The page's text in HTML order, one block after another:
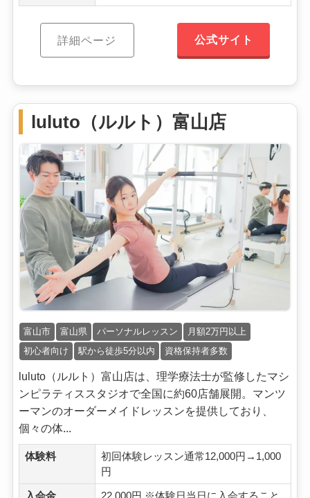
詳細ページ 公式サイト
luluto（ルルト）富山店
富山市 富山県 パーソナルレッスン
月額2万円以上
初心者向け
駅から徒歩5分以内 資格保持者多数
luluto（ルルト）富山店は、理学療法士が監修したマシ
ンピラティススタジオで全国に約60店舗展開。マンツ
ーマンのオーダーメイドレッスンを提供しており、
個々の体...
体験料
初回体験レッスン通常12,000円→1,000
円